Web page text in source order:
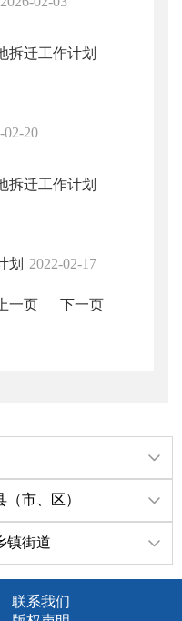
拆迁工作计划
02-20
拆迁工作计划
划 2022-02-17
上一页
下一页
（市、区）
镇街道
联系我们